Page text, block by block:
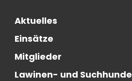
Aktuelles
Einsätze
Mitglieder
Lawinen- und Suchhunde